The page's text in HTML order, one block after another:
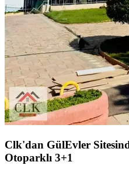
Clk'dan GülEvler
Otoparklı 3+1